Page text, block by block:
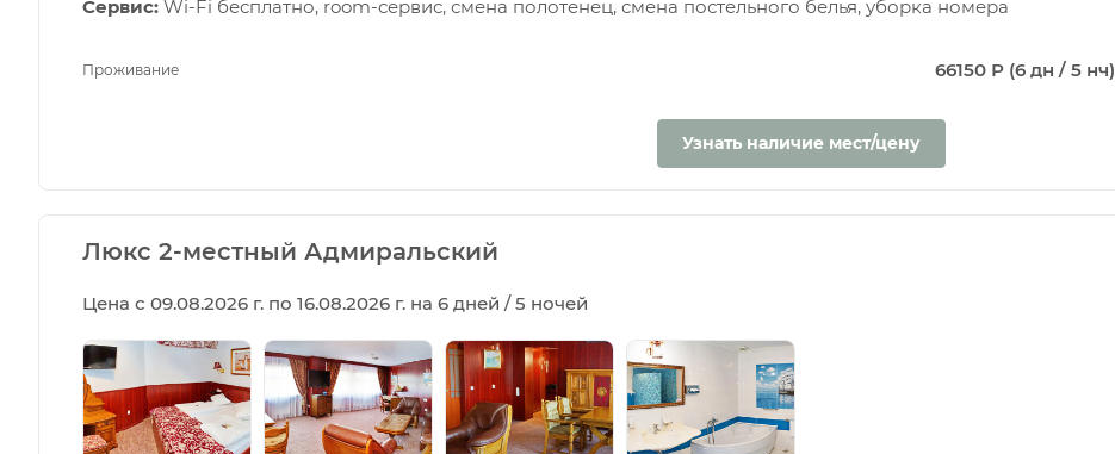
Сервис: Wi-Fi бесплатно, room-сервис, смена полотенец, смена постельного белья, уборка номера
Проживание 66150 Р (6 дн / 5 нч)
Узнать наличие мест/цену
Люкс 2-местный Адмиральский
Цена с 09.08.2026 г. по 16.08.2026 г. на 6 дней / 5 ночей